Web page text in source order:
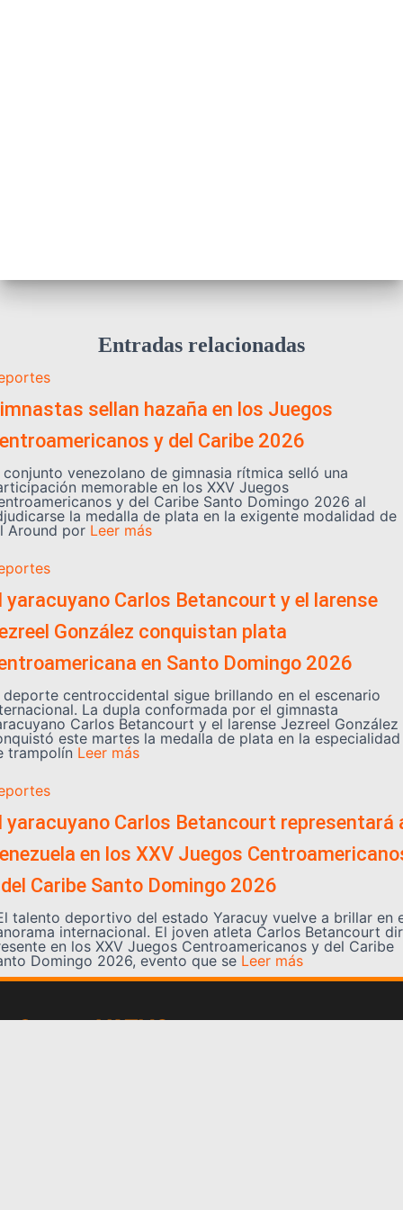
Entradas relacionadas
sellan hazaña en los Juegos
y del Caribe 2026
conjunto venezolano de gimnasia rítmica selló una
memorable en los XXV Juegos
y del Caribe Santo Domingo 2026 al
la medalla de plata en la exigente modalidad de
Around por Leer más
yaracuyano Carlos Betancourt y el larense
González conquistan plata
en Santo Domingo 2026
deporte centroccidental sigue brillando en el escenario
La dupla conformada por el gimnasta
Carlos Betancourt y el larense Jezreel González
este martes la medalla de plata en la especialidad
trampolín Leer más
yaracuyano Carlos Betancourt representará
en los XXV Juegos
Caribe Santo Domingo 2026
talento deportivo del estado Yaracuy vuelve a brillar en
internacional. El joven atleta Carlos Betancourt
en los XXV Juegos Centroamericanos y del Caribe
Domingo 2026, evento que se Leer más
Somos YATVO